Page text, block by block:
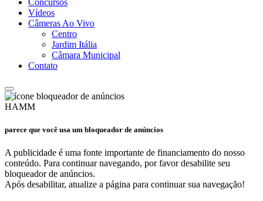
Vídeos
Câmeras Ao Vivo
Centro
Jardim Itália
Câmara Municipal
Contato
HAMM
parece que você usa um bloqueador de anúncios
A publicidade é uma fonte importante de financiamento do nosso
conteúdo. Para continuar navegando, por favor desabilite seu
bloqueador de anúncios.
Após desabilitar, atualize a página para continuar sua navegação!